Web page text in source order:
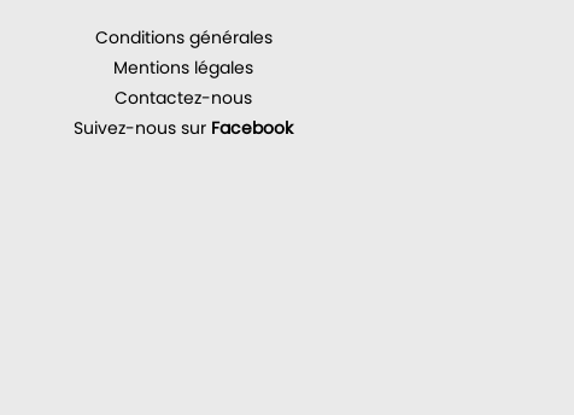
Conditions générales
Mentions légales
Contactez-nous
Suivez-nous sur Facebook